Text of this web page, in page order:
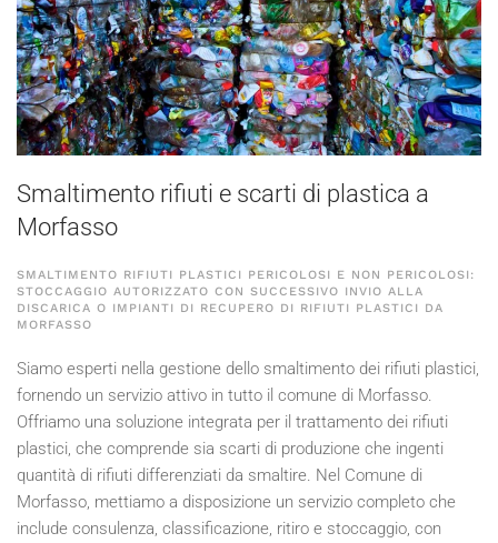
Smaltimento rifiuti e scarti di plastica a
Morfasso
SMALTIMENTO RIFIUTI PLASTICI PERICOLOSI E NON PERICOLOSI:
STOCCAGGIO AUTORIZZATO CON SUCCESSIVO INVIO ALLA
DISCARICA O IMPIANTI DI RECUPERO DI RIFIUTI PLASTICI DA
MORFASSO
Siamo esperti nella gestione dello smaltimento dei rifiuti plastici,
fornendo un servizio attivo in tutto il comune di Morfasso.
Offriamo una soluzione integrata per il trattamento dei rifiuti
plastici, che comprende sia scarti di produzione che ingenti
quantità di rifiuti differenziati da smaltire. Nel Comune di
Morfasso, mettiamo a disposizione un servizio completo che
include consulenza, classificazione, ritiro e stoccaggio, con